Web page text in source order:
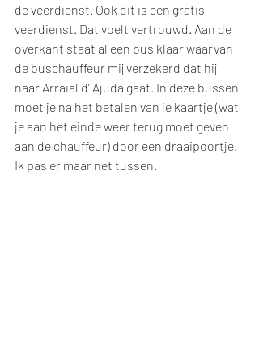
de veerdienst. Ook dit is een gratis
veerdienst. Dat voelt vertrouwd. Aan de
overkant staat al een bus klaar waarvan
de buschauffeur mij verzekerd dat hij
naar Arraial d’ Ajuda gaat. In deze bussen
moet je na het betalen van je kaartje (wat
je aan het einde weer terug moet geven
aan de chauffeur) door een draaipoortje.
Ik pas er maar net tussen.